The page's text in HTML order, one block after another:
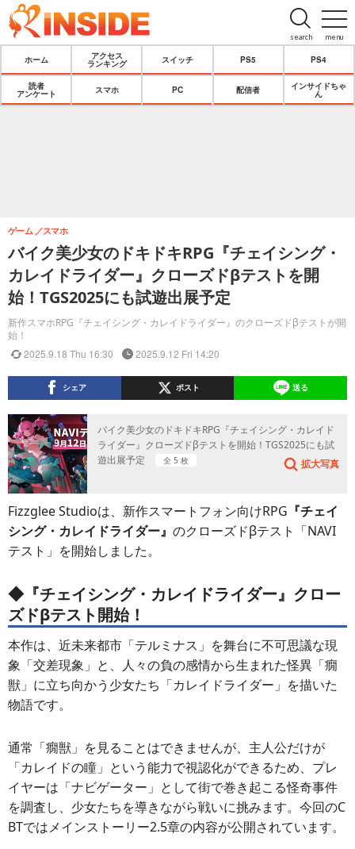
menu
search
ホーム
アクセス
ランキング
スイッチ PS5 PS4
読者
アンケート
スマホ PC 配信者
インサイドちゃ
ん
バイク美少女のドキドキRPG『チェイシング・
カレイドライダー』クローズドβテストを開
始！TGS2025にも試遊出展予定
新作スマホRPG『チェイシング・カレイドライダー』のクローズドβテストが開
始！
ゲーム スマホ
2025.9.18 Thu 16:30 2025.9.12 Fri 14:20
シェア ポスト 送る
バイク美少女のドキドキRPG『チェイシング・カレイド
ライダー』クローズドβテストを開始！TGS2025にも試
遊出展予定
全 5 枚 拡大写真
Fizzglee Studioは、新作スマートフォン向けRPG 『チェイ
シング・カレイドライダー』 のクローズドβテスト「NAVI
テスト」を開始しました。
◆『チェイシング・カレイドライダー』 クロー
ズドβテスト開始！
本作は、近未来都市「テルミナス」を舞台に不可思議な現
象「交差現象」と、人々の負の感情から生まれた怪異「癇
獣」に立ち向かう少女たち「カレイドライダー」を描いた
物語です。
通常「癇獣」を見ることはできませんが、主人公だけが
「カレイドの瞳」という能力で視認化ができるため、プレ
イヤーは「ナビゲーター」として街で巻き起こる怪奇事件
を調査し、少女たちを導きながら戦いに挑みます。今回のC
BTではメインストーリー2.5章の内容が公開されています。